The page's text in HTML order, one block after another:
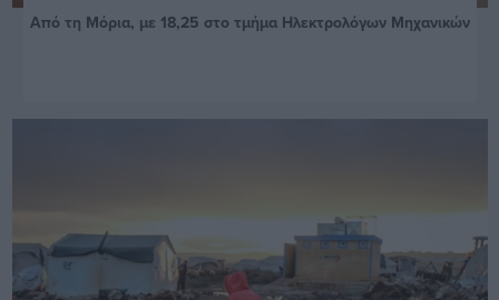
Aπό τη Μόρια, με 18,25 στο τμήμα Ηλεκτρολόγων Μηχανικών